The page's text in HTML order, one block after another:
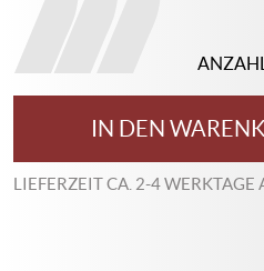
ANZAHL
IN DEN
LIEFERZEIT CA. 2-4 WERKTAGE